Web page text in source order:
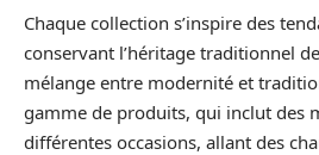
Chaque collection s’inspire des
conservant l’héritage traditionnel
mélange entre modernité et
gamme de produits, qui inclut des
différentes occasions, allant des